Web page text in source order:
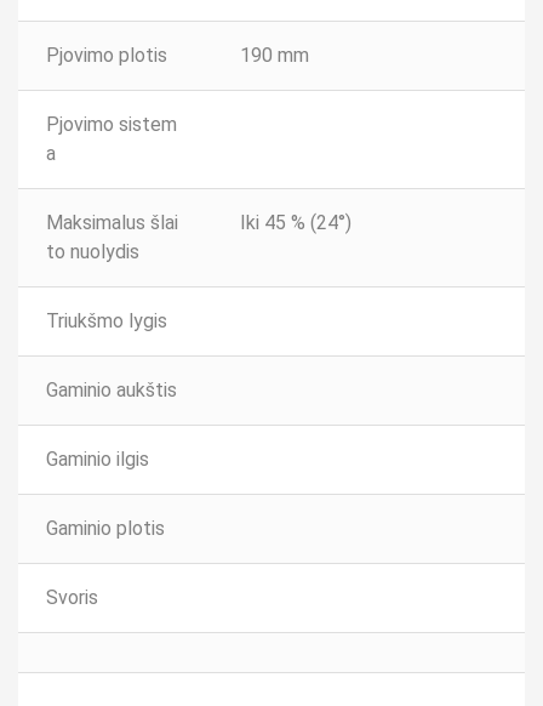
Pjovimo plotis 190 mm
Pjovimo sistem
a
Maksimalus šlai
to nuolydis
Iki 45 % (24°)
Triukšmo lygis
Gaminio aukštis
Gaminio ilgis
Gaminio plotis
Svoris